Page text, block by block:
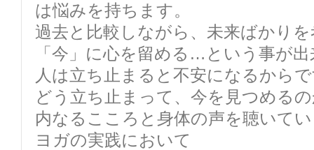
は悩みを持ちます。
過去と比較しながら、未来ばかり
「今」に心を留める…という事が
人は立ち止まると不安になるから
どう立ち止まって、今を見つめる
内なるこころと身体の声を聴いて
ヨガの実践において